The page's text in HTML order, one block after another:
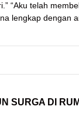
“Aku telah
lengkap dengan
SURGA DI